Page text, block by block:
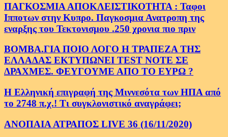
ΠΑΓΚΟΣΜΙΑ ΑΠΟΚΛΕΙΣΤΙΚΟΤΗΤΑ : Ταφοι
Ιπποτων στην Κυπρο. Παγκοσμια Ανατροπη της
εναρξης του Τεκτονισμου .250 χρονια πιο πριν
ΒΟΜΒΑ.ΓΙΑ ΠΟΙΟ ΛΟΓΟ Η ΤΡΑΠΕΖΑ ΤΗΣ
ΕΛΛΑΔΑΣ ΕΚΤΥΠΩΝΕΙ TEST NOTE ΣΕ
ΔΡΑΧΜΕΣ. ΦΕΥΓΟΥΜΕ ΑΠΟ ΤΟ ΕΥΡΩ ?
Η Ελληνική επιγραφή της Μιννεσότα των ΗΠΑ από
το 2748 π.χ.! Τι συγκλονιστικό αναγράφει;
ΑΝΟΠΑΙΑ ΑΤΡΑΠΟΣ LIVE 36 (16/11/2020)